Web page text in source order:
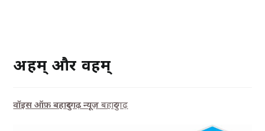
अहम् और वहम्
वॉइस ऑफ़ बहादुरगढ़ न्यूज़ बहादुरगढ़